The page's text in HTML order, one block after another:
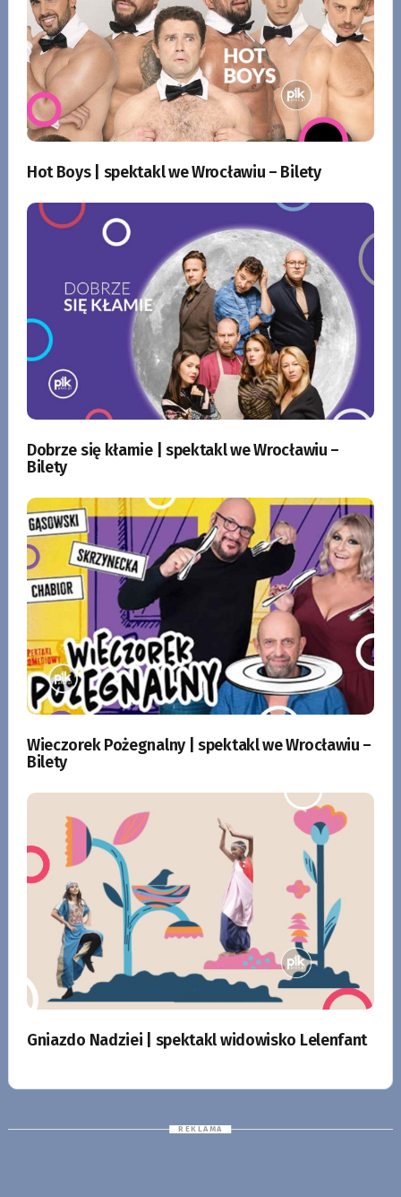
Hot Boys | spektakl we Wrocławiu – Bilety
Dobrze się kłamie | spektakl we Wrocławiu –
Bilety
Wieczorek Pożegnalny | spektakl we Wrocławiu –
Bilety
Gniazdo Nadziei | spektakl widowisko Lelenfant